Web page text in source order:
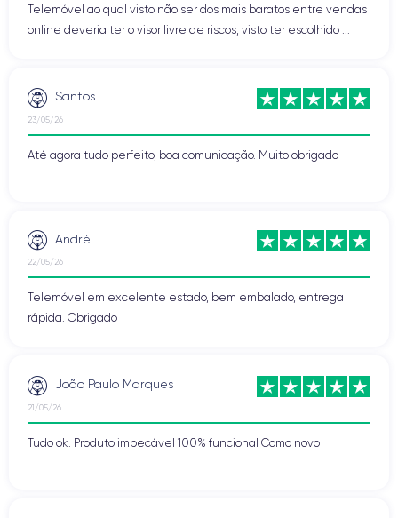
Telemóvel ao qual visto não ser dos mais baratos entre vendas
online deveria ter o visor livre de riscos, visto ter escolhido ...
Santos
23/05/26
Até agora tudo perfeito, boa comunicação. Muito obrigado
André
22/05/26
Telemóvel em excelente estado, bem embalado, entrega
rápida. Obrigado
João Paulo Marques
21/05/26
Tudo ok. Produto impecável 100% funcional Como novo